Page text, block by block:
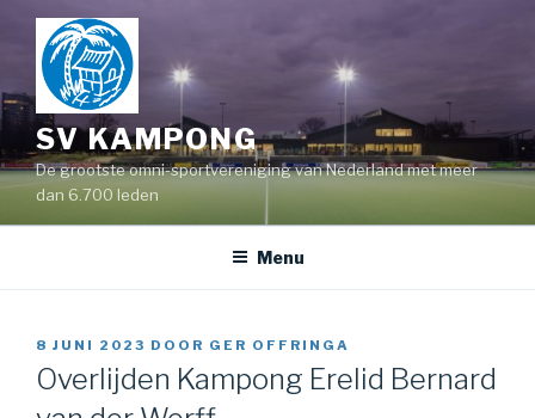
Naar
inhoud
springen
SV KAMPONG
De grootste omni-sportvereniging van Nederland met meer
dan 6.700 leden
Menu
GEPLAATST
OP
8 JUNI 2023 DOOR GER OFFRINGA
Overlijden Kampong Erelid Bernard